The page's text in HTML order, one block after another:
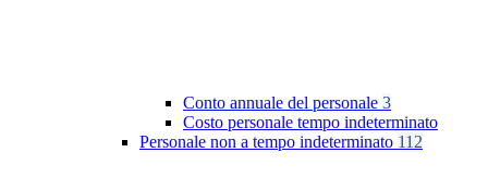
Conto annuale del personale 3
Costo personale tempo indeterminato
Personale non a tempo indeterminato 112